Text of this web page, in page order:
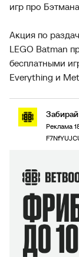
игр про
Акция по
LEGO Batman
бесплатными
Everything и
Реклама